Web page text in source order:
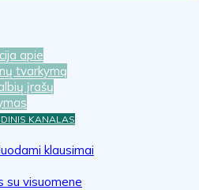
apie
tvarkymą
įrašų
KANALAS
klausimai
su visuomene